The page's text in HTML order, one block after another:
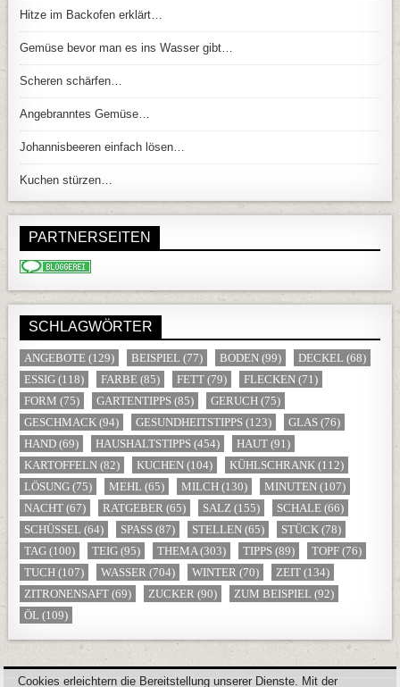
Hitze im Backofen erklärt…
Gemüse bevor man es ins Wasser gibt…
Scheren schärfen…
Angebranntes Gemüse…
Johannisbeeren einfach lösen…
Kuchen stürzen…
PARTNERSEITEN
SCHLAGWÖRTER
ANGEBOTE (129) BEISPIEL (77) BODEN (99) DECKEL (68)
ESSIG (118) FARBE (85) FETT (79) FLECKEN (71)
FORM (75) GARTENTIPPS (85) GERUCH (75)
GESCHMACK (94) GESUNDHEITSTIPPS (123) GLAS (76)
HAND (69) HAUSHALTSTIPPS (454) HAUT (91)
KARTOFFELN (82) KUCHEN (104) KÜHLSCHRANK (112)
LÖSUNG (75) MEHL (65) MILCH (130) MINUTEN (107)
NACHT (67) RATGEBER (65) SALZ (155) SCHALE (66)
SCHÜSSEL (64) SPASS (87) STELLEN (65) STÜCK (78)
TAG (100) TEIG (95) THEMA(303) TIPPS (89) TOPF (76)
TUCH (107) WASSER (704) WINTER (70) ZEIT (134)
ZITRONENSAFT (69) ZUCKER (90) ZUM BEISPIEL (92)
ÖL (109)
Cookies erleichtern die Bereitstellung unserer Dienste. Mit der